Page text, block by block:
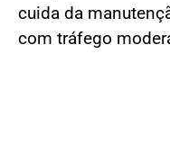
cuida da
com tráfego